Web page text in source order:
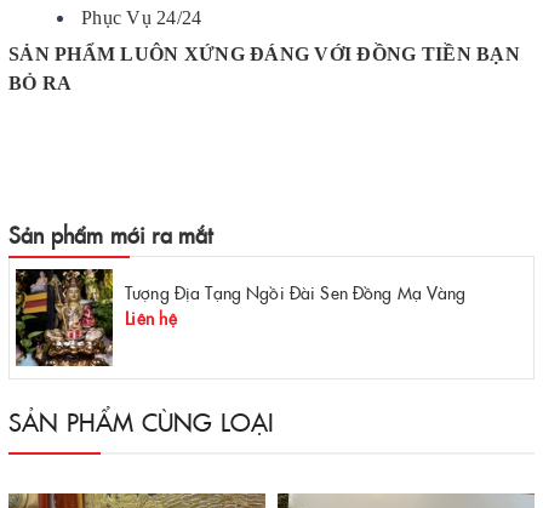
Phục Vụ 24/24
SẢN PHẨM LUÔN XỨNG ĐÁNG VỚI ĐỒNG TIỀN BẠN
BỎ RA
Sản phẩm mới ra mắt
Tượng Địa Tạng Ngồi Đài Sen Đồng Mạ Vàng
Liên hệ
SẢN PHẨM CÙNG LOẠI